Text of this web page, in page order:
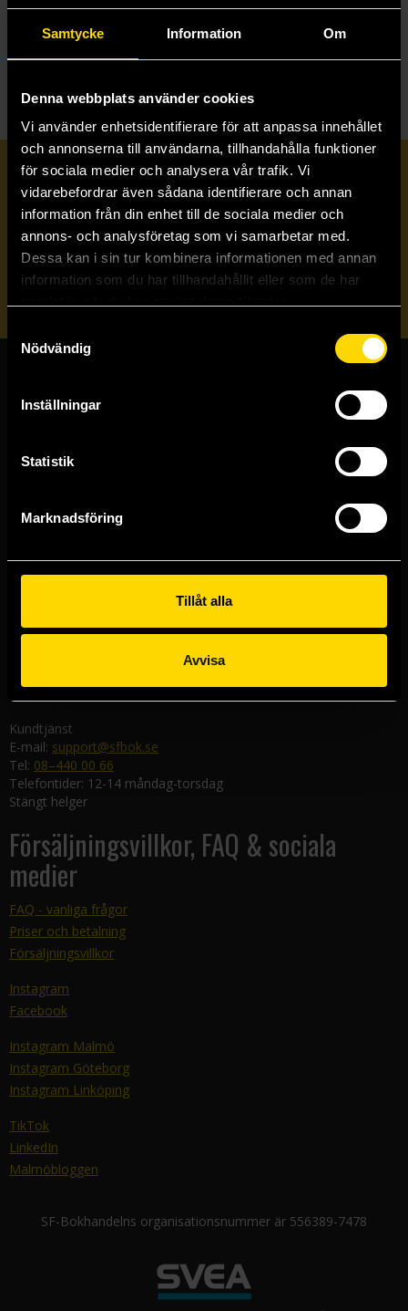
Samtycke Information Om
Denna webbplats använder cookies
Vi använder enhetsidentifierare för att anpassa innehållet
och annonserna till användarna, tillhandahålla funktioner
för sociala medier och analysera vår trafik. Vi
vidarebefordrar även sådana identifierare och annan
information från din enhet till de sociala medier och
annons- och analysföretag som vi samarbetar med.
Dessa kan i sin tur kombinera informationen med annan
information som du har tillhandahållit eller som de har
Nödvändig
Inställningar
Statistik
Marknadsföring
Tillåt alla
Avvisa
SAMLINGSVOLYM
TECKNA & MÅLA TECKNAD SERIE
Prenumerera på vårt nyhetsbrev
Veckobrevet
Skicka
Butiker & kundtjänst
Västerlånggatan 48
Göteborgsbutiken
Kungsgatan 19
Malmöbutiken
582 19 Linköping
Kundtjänst
E-mail: support@sfbok.se
Tel: 08–440 00 66
Telefontider: 12-14 måndag-torsdag
Stängt helger
Försäljningsvillkor, FAQ & sociala
medier
FAQ - vanliga frågor
Priser och betalning
Försäljningsvillkor
Instagram
Facebook
Instagram Malmö
Instagram Göteborg
Instagram Linköping
TikTok
LinkedIn
Malmöbloggen
SF-Bokhandelns organisationsnummer är 556389-7478